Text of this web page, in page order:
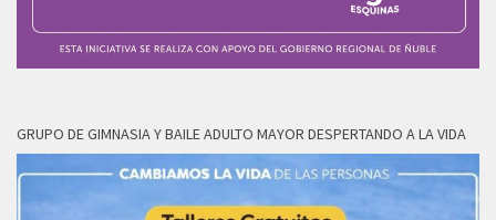
GRUPO DE GIMNASIA Y BAILE ADULTO MAYOR DESPERTANDO A LA VIDA